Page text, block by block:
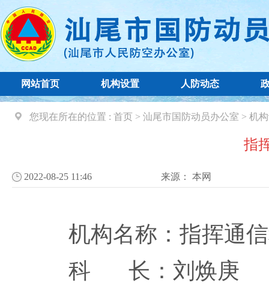
网站首页 机构设置 人防动态
您现在所在的位置 : 首页 > 汕尾市国防动员办公室 > 机
指
2022-08-25 11:46 来源： 本网
机构名称：指挥通
科 长：刘焕庚